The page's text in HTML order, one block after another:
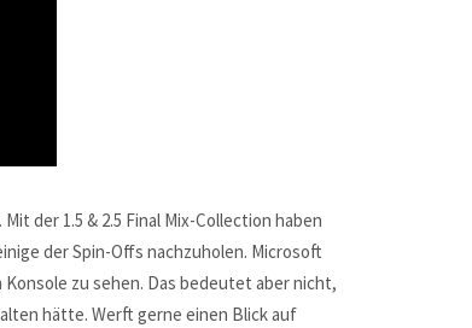
der 1.5 & 2.5 Final Mix-Collection haben
der Spin-Offs nachzuholen. Microsoft
zu sehen. Das bedeutet aber nicht,
hätte. Werft gerne einen Blick auf